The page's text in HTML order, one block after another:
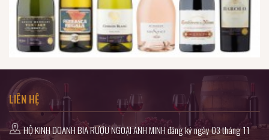
LIÊN HỆ
HỘ KINH DOANH BIA RƯỢU NGOẠI ANH MINH đăng ký ngày 03 tháng 11